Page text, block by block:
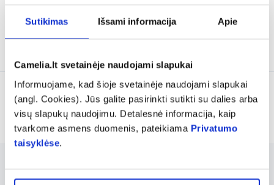
Sutikimas Išsami informacija Apie
Camelia.lt svetainėje naudojami slapukai
Informuojame, kad šioje svetainėje naudojami slapukai
(angl. Cookies). Jūs galite pasirinkti sutikti su dalies arba
visų slapukų naudojimu. Detalesnė informacija, kaip
tvarkome asmens duomenis, pateikiama Privatumo
taisyklėse.
% PAPILDOMA NUOLAIDA % PAPILDOMA NUOLAIDA
Rodoma prekių 8 iš 8
Rumunijos gamintojo LADY ANION prekių